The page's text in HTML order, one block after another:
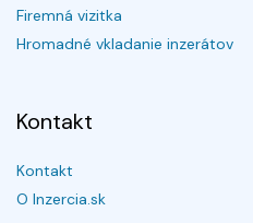
Firemná vizitka
Hromadné vkladanie inzerátov
Kontakt
Kontakt
O Inzercia.sk